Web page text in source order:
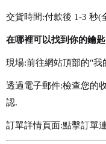
交貨時間:付款後 1-3 秒(
在哪裡可以找到你的鑰
現場:前往網站頂部的"我
透過電子郵件:檢查您的
認.
訂單詳情頁面:點擊訂單